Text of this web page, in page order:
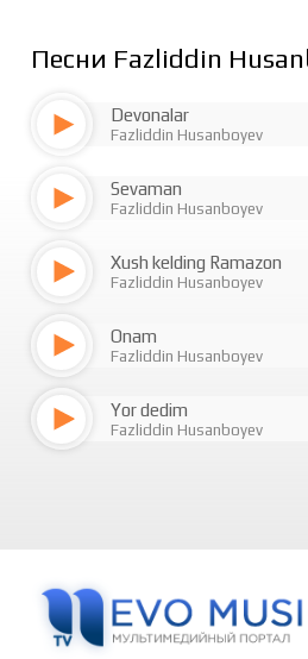
Песни Fazliddin
Devonalar
Fazliddin Husanboyev
Sevaman
Fazliddin Husanboyev
Xush kelding Ramazon
Fazliddin Husanboyev
Onam
Fazliddin Husanboyev
Yor dedim
Fazliddin Husanboyev